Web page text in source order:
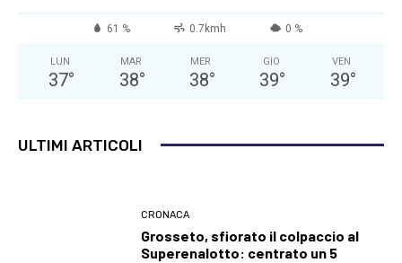
61 % 0.7kmh 0 %
LUN
37°
MAR
38°
MER
38°
GIO
39°
VEN
39°
ULTIMI ARTICOLI
CRONACA
Grosseto, sfiorato il colpaccio al
Superenalotto: centrato un 5